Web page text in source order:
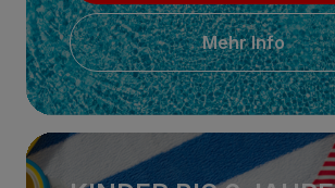
Mehr Info